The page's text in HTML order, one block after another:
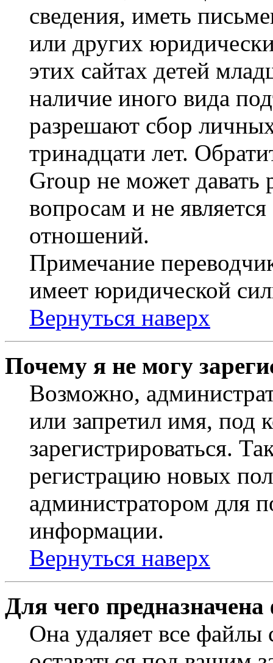
сведения, иметь
или других
этих сайтах детей
наличие иного вида
разрешают сбор
тринадцати лет.
Group не может
вопросам и не
отношений.
Примечание
имеет юридической
Вернуться наверх
Почему я не могу
Возможно,
или запретил имя, под
зарегистрироваться.
регистрацию новых
администратором для
информации.
Вернуться наверх
Для чего
Она удаляет все файлы